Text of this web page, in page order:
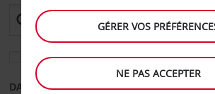
Sélectionnez une autre agence de
DATE DE DÉPART DATE DE
GÉRER VOS
NE PAS ACCEPTER